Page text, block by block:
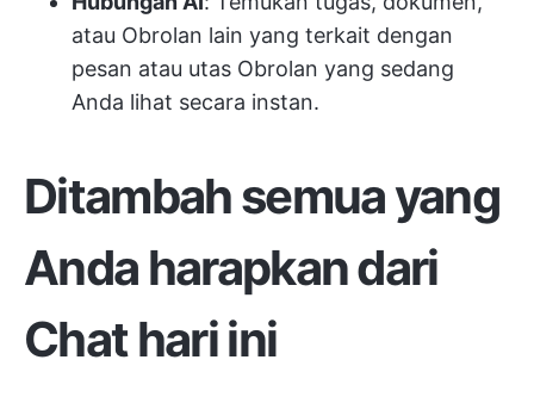
atau Obrolan lain yang terkait dengan
pesan atau utas Obrolan yang sedang
Anda lihat secara instan.
Ditambah semua yang
Anda harapkan dari
Chat hari ini